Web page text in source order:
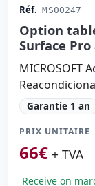
Réf. MS00247
Option
Surface Pro
MICROSOFT
Garantie 1 an
PRIX UNITAIRE
66€ + TVA
Receive on